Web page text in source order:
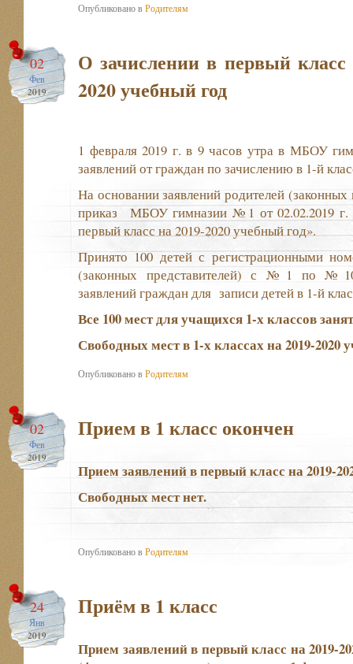
Опубликовано вРодителям
02
Фев
2019
О зачислении в первый класс
2020 учебный год
1 февраля 2019 г. в 9 часов утра в МБОУ
заявлений от граждан по зачислению в 1-й
На основании заявлений родителей (законных
приказ МБОУ гимназии №1 от 02.02.2019 г.
первый класс на 2019-2020 учебный год».
Принято 100 детей с регистрационными
(законных представителей) с №1 по
заявлений граждан для записи детей в 1-й
Все 100 мест для учащихся 1-х классов
Свободных меств 1-х классах на 2019-2020
Опубликовано вРодителям
02
Фев
2019
Прием в 1 класс окончен
Прием заявлений в первый класс на 2019-
Свободных мест нет.
Опубликовано вРодителям
24
Янв
2019
Приём в 1 класс
Прием заявлений в первый класс на 2019-